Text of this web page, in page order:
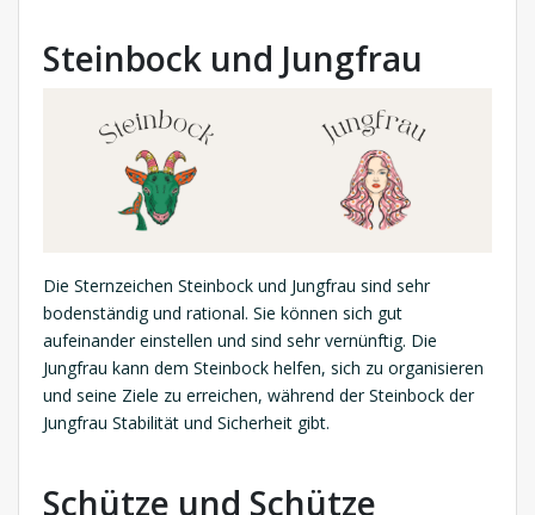
Steinbock und Jungfrau
Die Sternzeichen Steinbock und Jungfrau sind sehr
bodenständig und rational. Sie können sich gut
aufeinander einstellen und sind sehr vernünftig. Die
Jungfrau kann dem Steinbock helfen, sich zu organisieren
und seine Ziele zu erreichen, während der Steinbock der
Jungfrau Stabilität und Sicherheit gibt.
Schütze und Schütze